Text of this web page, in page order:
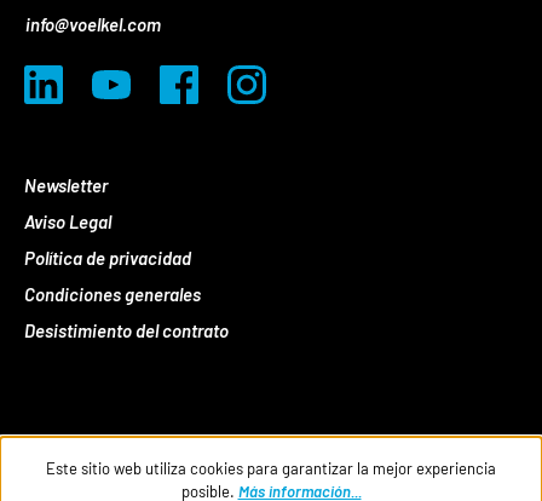
info@voelkel.com
Newsletter
Aviso Legal
Política de privacidad
Condiciones generales
Desistimiento del contrato
Este sitio web utiliza cookies para garantizar la mejor experiencia
posible. Más información...